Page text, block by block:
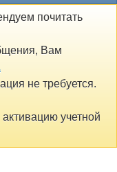
почитать
Вам
не требуется.
учетной